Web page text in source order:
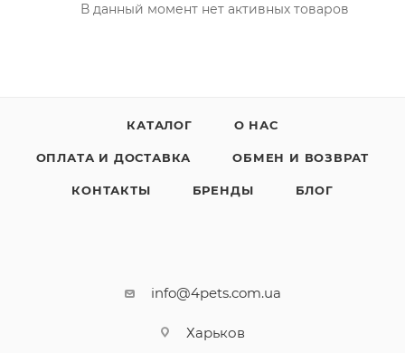
В данный момент нет активных товаров
КАТАЛОГ О НАС
ОПЛАТА И ДОСТАВКА ОБМЕН И ВОЗВРАТ
КОНТАКТЫ БРЕНДЫ БЛОГ
info@4pets.com.ua
Харьков